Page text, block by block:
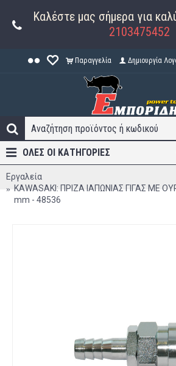
Καλέστε μας σήμερα για
2103475452
Παραγγελία Δημιουργία
ΟΛΕΣ ΟΙ ΚΑΤΗΓΟΡΊΕΣ
Εργαλεία
KAWASAKI: ΠΡΙΖΑ ΙΑΠΩΝΙΑΣ ΓΙΓΑΣ ΜΕ
mm - 48536